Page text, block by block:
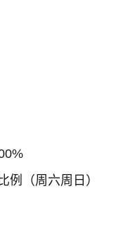
例（周六周日）